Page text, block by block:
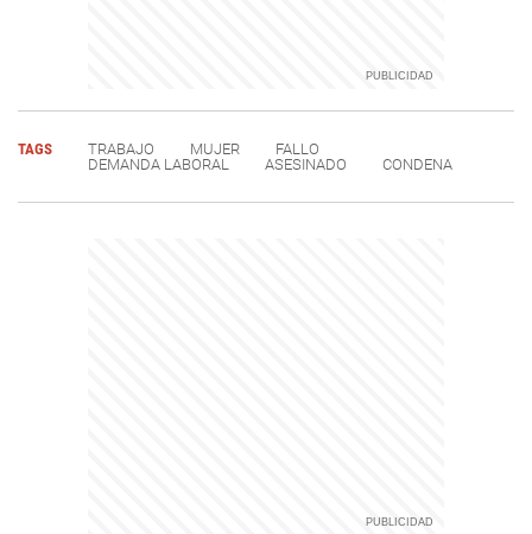
TAGS TRABAJO MUJER
FALLO
DEMANDA LABORAL
ASESINADO CONDENA